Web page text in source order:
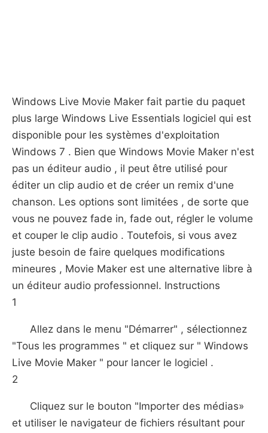
Windows Live Movie Maker fait partie du paquet
plus large Windows Live Essentials logiciel qui est
disponible pour les systèmes d'exploitation
Windows 7 . Bien que Windows Movie Maker n'est
pas un éditeur audio , il peut être utilisé pour
éditer un clip audio et de créer un remix d'une
chanson. Les options sont limitées , de sorte que
vous ne pouvez fade in, fade out, régler le volume
et couper le clip audio . Toutefois, si vous avez
juste besoin de faire quelques modifications
mineures , Movie Maker est une alternative libre à
un éditeur audio professionnel. Instructions
1
Allez dans le menu "Démarrer" , sélectionnez
"Tous les programmes " et cliquez sur " Windows
Live Movie Maker " pour lancer le logiciel .
2
Cliquez sur le bouton "Importer des médias»
et utiliser le navigateur de fichiers résultant pour